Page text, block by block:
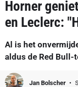
Horner
en Leclerc:
Al is het
aldus de Red Bull-
Jan Bolscher